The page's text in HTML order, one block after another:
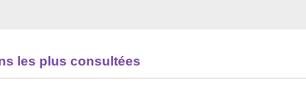
les plus consultées